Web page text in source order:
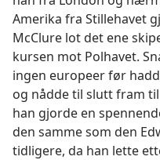
Amerika fra Stillehavet
McClure lot det ene
kursen mot Polhavet.
ingen europeer før
og nådde til slutt fram
han gjorde en
den samme som den
tidligere, da han lette